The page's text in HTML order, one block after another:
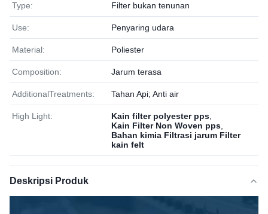
Type: Filter bukan tenunan
Use: Penyaring udara
Material: Poliester
Composition: Jarum terasa
AdditionalTreatments: Tahan Api; Anti air
High Light: Kain filter polyester pps
Kain Filter Non Woven pps
Bahan kimia Filtrasi jarum Filter
kain felt
Deskripsi Produk